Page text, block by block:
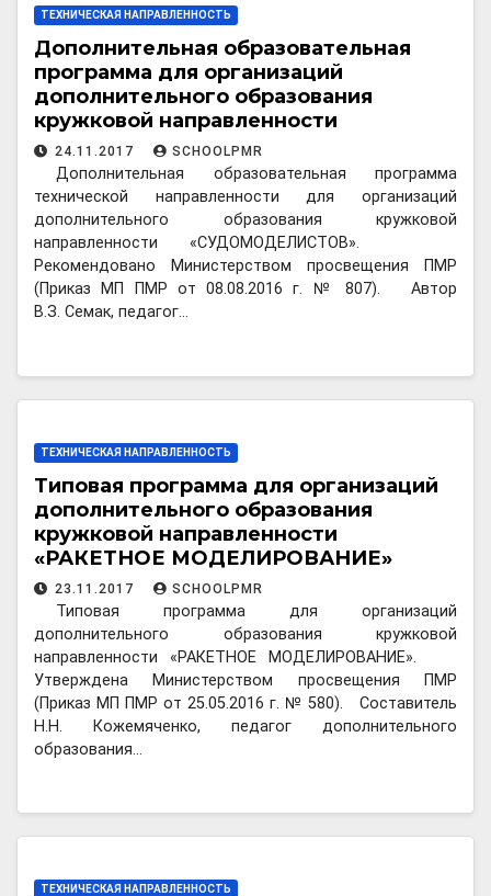
ТЕХНИЧЕСКАЯ НАПРАВЛЕННОСТЬ
Дополнительная образовательная
программа для организаций
дополнительного образования
кружковой направленности
«СУДОМОДЕЛИСТОВ»
24.11.2017 SCHOOLPMR
Дополнительная образовательная программа
технической направленности для организаций
дополнительного образования кружковой
направленности «СУДОМОДЕЛИСТОВ».
Рекомендовано Министерством просвещения ПМР
(Приказ МП ПМР от 08.08.2016 г. № 807). Автор
В.З. Семак, педагог…
ТЕХНИЧЕСКАЯ НАПРАВЛЕННОСТЬ
Типовая программа для организаций
дополнительного образования
кружковой направленности
«РАКЕТНОЕ МОДЕЛИРОВАНИЕ»
23.11.2017 SCHOOLPMR
Типовая программа для организаций
дополнительного образования кружковой
направленности «РАКЕТНОЕ МОДЕЛИРОВАНИЕ».
Утверждена Министерством просвещения ПМР
(Приказ МП ПМР от 25.05.2016 г. № 580). Составитель
Н.Н. Кожемяченко, педагог дополнительного
образования…
ТЕХНИЧЕСКАЯ НАПРАВЛЕННОСТЬ